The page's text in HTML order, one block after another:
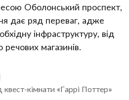
Оболонський проспект,
дає ряд переваг, адже
інфраструктуру, від
магазинів.
кімнати «Гаррі Поттер»